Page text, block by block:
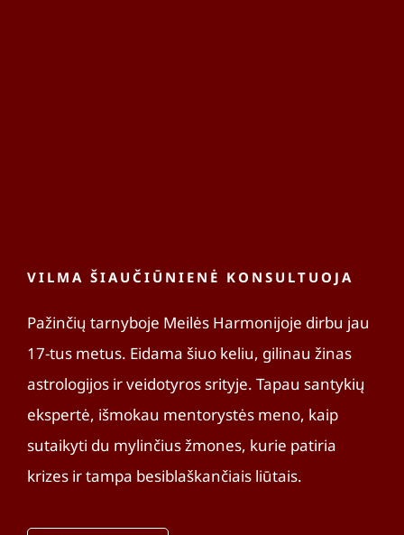
VILMA ŠIAUČIŪNIENĖ KONSULTUOJA
Pažinčių tarnyboje Meilės Harmonijoje dirbu jau
17-tus metus. Eidama šiuo keliu, gilinau žinas
astrologijos ir veidotyros srityje. Tapau santykių
ekspertė, išmokau mentorystės meno, kaip
sutaikyti du mylinčius žmones, kurie patiria
krizes ir tampa besiblaškančiais liūtais.